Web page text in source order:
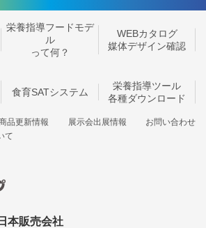
栄養指導フードモデ
ル
って何？
WEBカタログ
媒体デザイン確認
食育SATシステム
栄養指導ツール
各種ダウンロード
品更新情報 展示会出展情報
お問い合わせ
て
本販売会社